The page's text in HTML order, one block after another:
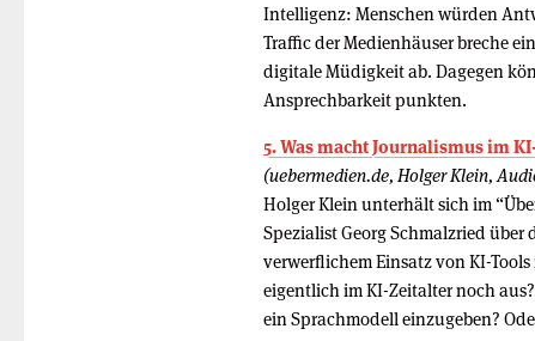
Intelligenz: Menschen würden
Traffic der Medienhäuser breche
digitale Müdigkeit ab. Dagegen
Ansprechbarkeit punkten.
5. Was macht Journalismus im
(uebermedien.de, Holger Klein,
Holger Klein unterhält sich im
Spezialist Georg Schmalzried über
verwerflichem Einsatz von KI-
eigentlich im KI-Zeitalter noch
ein Sprachmodell einzugeben?